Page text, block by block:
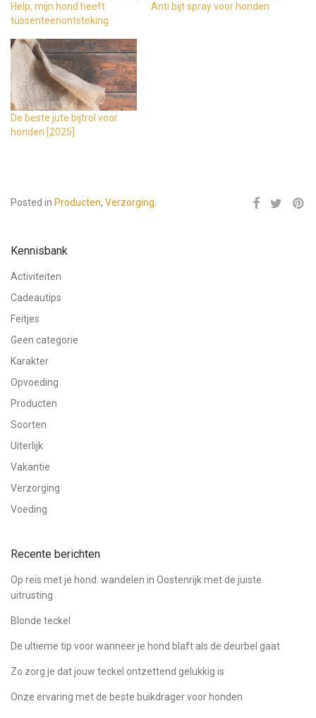
Help, mijn hond heeft
tussenteenontsteking
Anti bijt spray voor honden
De beste jute bijtrol voor
honden [2025]
Posted in Producten, Verzorging.
Kennisbank
Activiteiten
Cadeautips
Feitjes
Geen categorie
Karakter
Opvoeding
Producten
Soorten
Uiterlijk
Vakantie
Verzorging
Voeding
Recente berichten
Op reis met je hond: wandelen in Oostenrijk met de juiste
uitrusting
Blonde teckel
De ultieme tip voor wanneer je hond blaft als de deurbel gaat
Zo zorg je dat jouw teckel ontzettend gelukkig is
Onze ervaring met de beste buikdrager voor honden